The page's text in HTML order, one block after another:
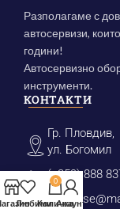
Разполагаме с
автосервизи,
години!
Автосервизно
инструменти.
КОНТАКТИ
Гр. Пловдив,
ул. Богомил
(+359) 888
Любими
0
Количка
Акаунт